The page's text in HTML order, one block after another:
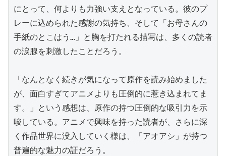
にとって、何よりも力強い支えとなっている。彼のプ
レーに込められた感謝の気持ち、そして「お母さんの
手紙のとこはう…」と胸を打たれる描写は、多くの読者
の涙腺を刺激したことだろう。
「なんとなく続きが気になって原作を読み始めました
が、面白すぎてアニメよりも圧倒的に惹き込まれてま
す。」という感想は、原作の持つ圧倒的な吸引力を示
唆している。アニメで興味を持った読者が、さらに深
く作品世界に没入していく様は、「アオアシ」が持つ
普遍的な魅力の証だろう。